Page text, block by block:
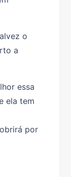
o
a
essa
ela tem
por